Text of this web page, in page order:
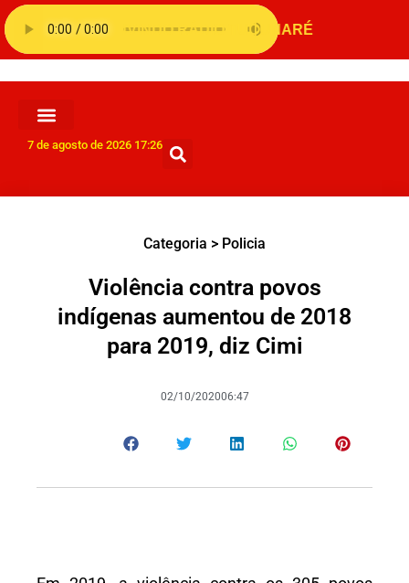
7 de agosto de 2026 17:26
Categoria > Policia
Violência contra povos
indígenas aumentou de 2018
para 2019, diz Cimi
02/10/202006:47